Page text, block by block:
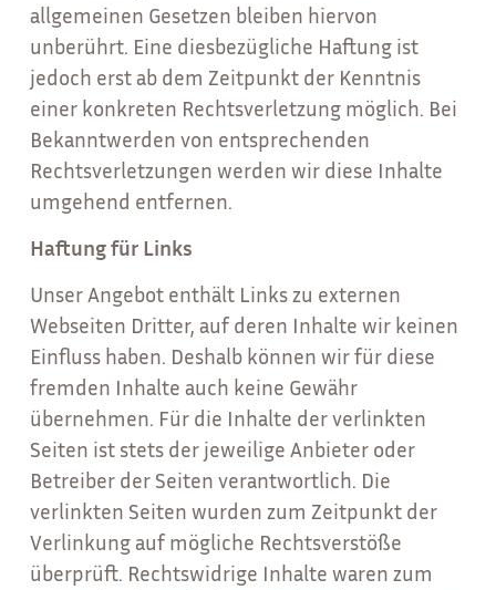
allgemeinen Gesetzen bleiben hiervon
unberührt. Eine diesbezügliche Haftung ist
jedoch erst ab dem Zeitpunkt der Kenntnis
einer konkreten Rechtsverletzung möglich. Bei
Bekanntwerden von entsprechenden
Rechtsverletzungen werden wir diese Inhalte
umgehend entfernen.
Haftung für Links
Unser Angebot enthält Links zu externen
Webseiten Dritter, auf deren Inhalte wir keinen
Einfluss haben. Deshalb können wir für diese
fremden Inhalte auch keine Gewähr
übernehmen. Für die Inhalte der verlinkten
Seiten ist stets der jeweilige Anbieter oder
Betreiber der Seiten verantwortlich. Die
verlinkten Seiten wurden zum Zeitpunkt der
Verlinkung auf mögliche Rechtsverstöße
überprüft. Rechtswidrige Inhalte waren zum